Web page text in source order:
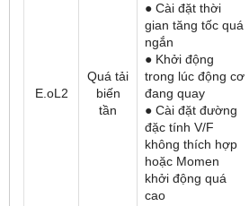
E.oL2
Quá tải
biến
tần
● Cài đặt thời
gian tăng tốc quá
ngắn
● Khởi động
trong lúc động cơ
đang quay
● Cài đặt đường
đặc tính V/F
không thích hợp
hoặc Momen
khởi động quá
cao